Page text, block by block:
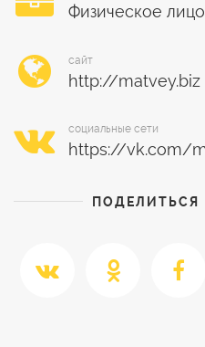
Физическое лицо
сайт
социальные сети
ПОДЕЛИТЬСЯ